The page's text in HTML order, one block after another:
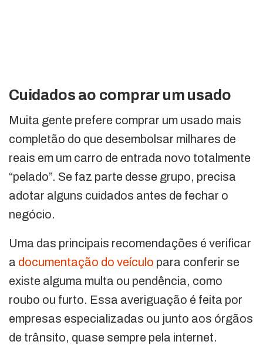
Cuidados ao comprar um usado
Muita gente prefere comprar um usado mais
completão do que desembolsar milhares de
reais em um carro de entrada novo totalmente
“pelado”. Se faz parte desse grupo, precisa
adotar alguns cuidados antes de fechar o
negócio.
Uma das principais recomendações é verificar
a documentação do veículo para conferir se
existe alguma multa ou pendência, como
roubo ou furto. Essa averiguação é feita por
empresas especializadas ou junto aos órgãos
de trânsito, quase sempre pela internet.